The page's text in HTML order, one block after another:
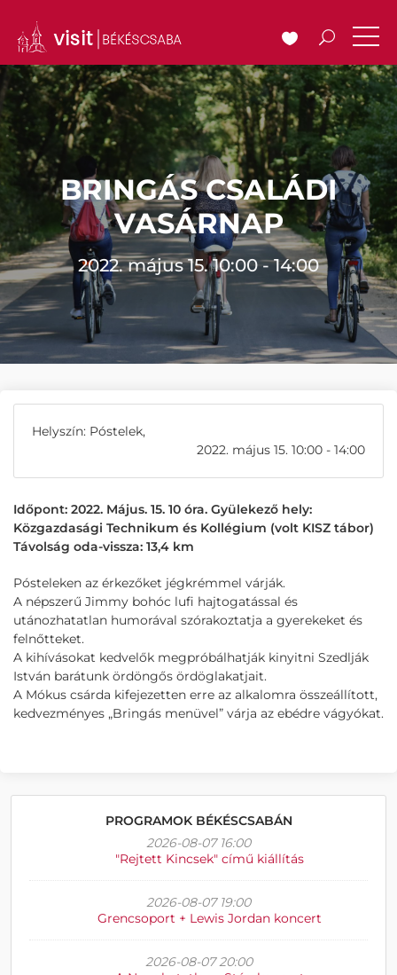
BRINGÁS CSALÁDI
VASÁRNAP
2022. május 15. 10:00 - 14:00
Helyszín: Póstelek,
2022. május 15. 10:00 - 14:00
Időpont: 2022. Május. 15. 10 óra. Gyülekező hely:
Közgazdasági Technikum és Kollégium (volt KISZ tábor)
Távolság oda-vissza: 13,4 km
Pósteleken az érkezőket jégkrémmel várják.
A népszerű Jimmy bohóc lufi hajtogatással és
utánozhatatlan humorával szórakoztatja a gyerekeket és
felnőtteket.
A kihívásokat kedvelők megpróbálhatják kinyitni Szedlják
István barátunk ördöngős ördöglakatjait.
A Mókus csárda kifejezetten erre az alkalomra összeállított,
kedvezményes „Bringás menüvel” várja az ebédre vágyókat.
PROGRAMOK BÉKÉSCSABÁN
2026-08-07 16:00
"Rejtett Kincsek" című kiállítás
2026-08-07 19:00
Grencsoport + Lewis Jordan koncert
2026-08-07 20:00